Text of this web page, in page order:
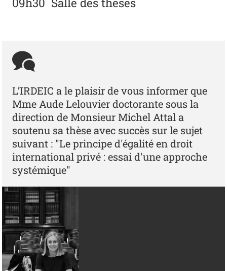
L’IRDEIC a le plaisir de vous informer que
Mme Aude Lelouvier doctorante sous la
direction de Monsieur Michel Attal a
soutenu sa thèse avec succès sur le sujet
suivant : "Le principe d'égalité en droit
international privé : essai d'une approche
systémique"